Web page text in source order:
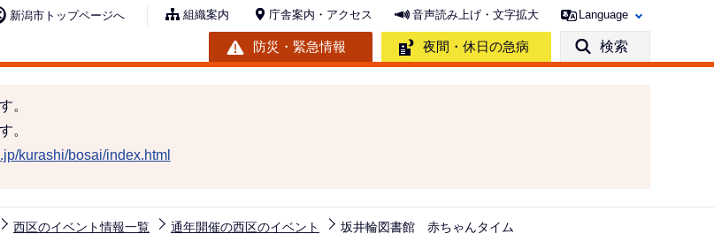
新潟市トップページへ 組織案内 庁舎案内・アクセス 音声読み上げ・文字拡大 Language
防災・緊急情報 夜間・休日の急病 検索
。
。
kurashi/bosai/index.html
西区のイベント情報一覧 通年開催の西区のイベント 坂井輪図書館 赤ちゃんタイム